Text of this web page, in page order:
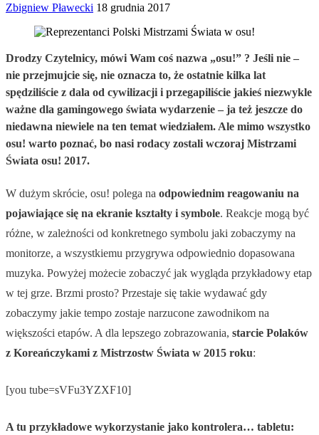
Zbigniew Pławecki 18 grudnia 2017
Drodzy Czytelnicy, mówi Wam coś nazwa „osu!” ? Jeśli nie –
nie przejmujcie się, nie oznacza to, że ostatnie kilka lat
spędziliście z dala od cywilizacji i przegapiliście jakieś niezwykle
ważne dla gamingowego świata wydarzenie – ja też jeszcze do
niedawna niewiele na ten temat wiedziałem. Ale mimo wszystko
osu! warto poznać, bo nasi rodacy zostali wczoraj Mistrzami
Świata osu! 2017.
W dużym skrócie, osu! polega na odpowiednim reagowaniu na
pojawiające się na ekranie kształty i symbole. Reakcje mogą być
różne, w zależności od konkretnego symbolu jaki zobaczymy na
monitorze, a wszystkiemu przygrywa odpowiednio dopasowana
muzyka. Powyżej możecie zobaczyć jak wygląda przykładowy etap
w tej grze. Brzmi prosto? Przestaje się takie wydawać gdy
zobaczymy jakie tempo zostaje narzucone zawodnikom na
większości etapów. A dla lepszego zobrazowania, starcie Polaków
z Koreańczykami z Mistrzostw Świata w 2015 roku:
[you tube=sVFu3YZXF10]
A tu przykładowe wykorzystanie jako kontrolera… tabletu: